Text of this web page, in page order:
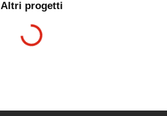
Altri progetti